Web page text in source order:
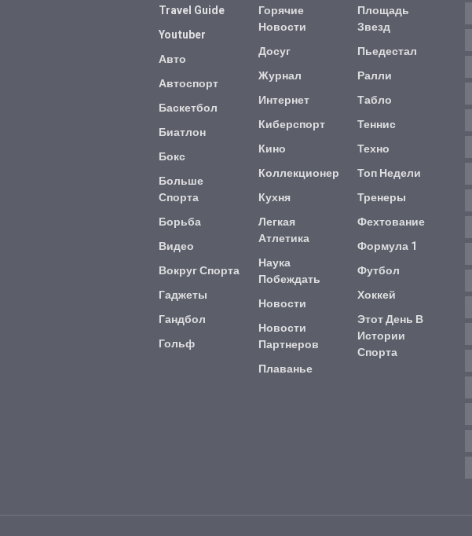
Travel Guide
Youtuber
Авто
Автоспорт
Баскетбол
Биатлон
Бокс
Больше
Спорта
Борьба
Видео
Вокруг Спорта
Гаджеты
Гандбол
Гольф
Горячие
Новости
Досуг
Журнал
Интернет
Киберспорт
Кино
Коллекционер
Кухня
Легкая
Атлетика
Наука
Побеждать
Новости
Новости
Партнеров
Плаванье
Площадь
Звезд
Пьедестал
Ралли
Табло
Теннис
Техно
Топ Недели
Тренеры
Фехтование
Формула 1
Футбол
Хоккей
Этот День В
Истории
Спорта